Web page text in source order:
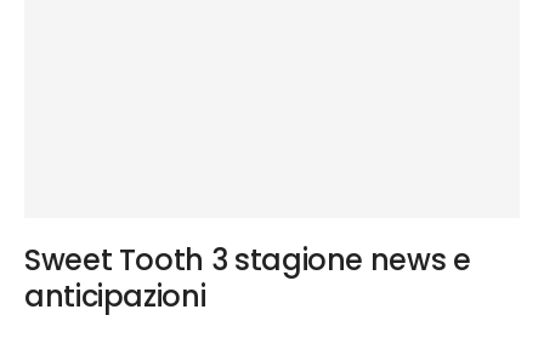
Sweet Tooth 3 stagione news e
anticipazioni